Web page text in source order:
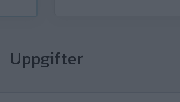
Uppgifter